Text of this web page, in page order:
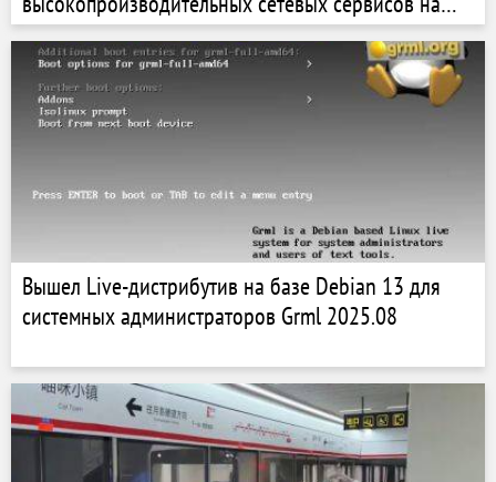
языке Rust
Вышел Live-дистрибутив на базе Debian 13 для
системных администраторов Grml 2025.08